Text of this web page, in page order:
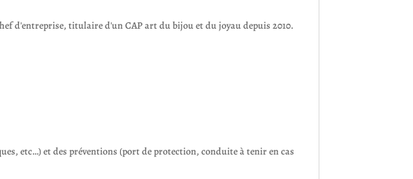
d'entreprise, titulaire d'un CAP art du bijou et du joyau depuis 2010.
etc…) et des préventions (port de protection, conduite à tenir en cas